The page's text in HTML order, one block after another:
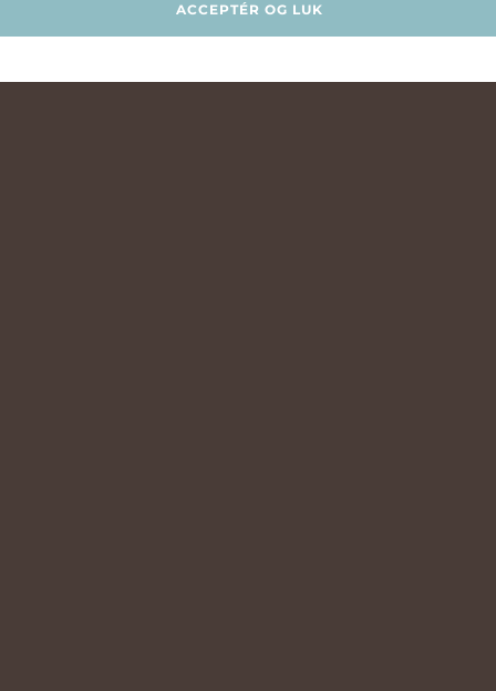
forskningsprojekter. Den er
afgørende for måden, vi arbejder
ACCEPTÉR OG LUK